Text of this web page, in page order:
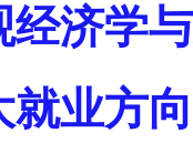
经济学
业方